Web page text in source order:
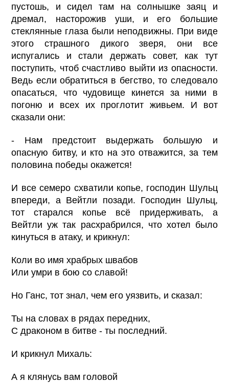
пустошь, и сидел там на солнышке заяц и
дремал, насторожив уши, и его большие
стеклянные глаза были неподвижны. При виде
этого страшного дикого зверя, они все
испугались и стали держать совет, как тут
поступить, чтоб счастливо выйти из опасности.
Ведь если обратиться в бегство, то следовало
опасаться, что чудовище кинется за ними в
погоню и всех их проглотит живьем. И вот
сказали они:
- Нам предстоит выдержать большую и
опасную битву, и кто на это отважится, за тем
половина победы окажется!
И все семеро схватили копье, господин Шульц
впереди, а Вейтли позади. Господин Шульц,
тот старался копье всё придерживать, а
Вейтли уж так расхрабрился, что хотел было
кинуться в атаку, и крикнул:
Коли во имя храбрых швабов
Или умри в бою со славой!
Но Ганс, тот знал, чем его уязвить, и сказал:
Ты на словах в рядах передних,
С драконом в битве - ты последний.
И крикнул Михаль:
А я клянусь вам головой